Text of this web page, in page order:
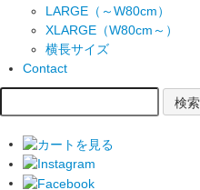
LARGE（～W80cm）
XLARGE（W80cm～）
横長サイズ
Contact